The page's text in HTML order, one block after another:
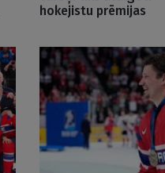
hokejistu prēmijas